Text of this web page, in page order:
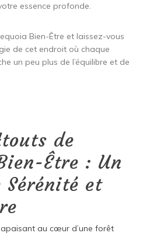
essence profonde.
Bien-Être et laissez-vous
de cet endroit où chaque
un peu plus de l’équilibre et de
de
Être : Un
Sérénité et
au cœur d’une forêt